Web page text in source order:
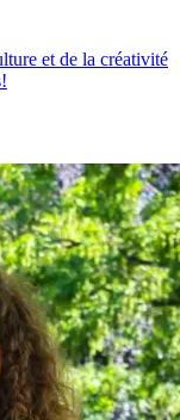
et de la créativité